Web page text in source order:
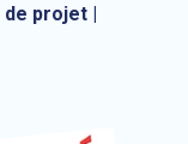
projet |